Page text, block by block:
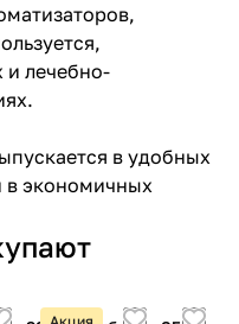
и лечебно-
в удобных
экономичных